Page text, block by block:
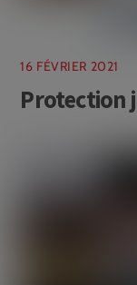
16 FÉVRIER 2021
Protection